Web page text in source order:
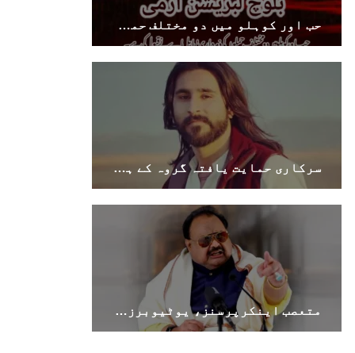
حب اور کوہلو میں دو مختلف حملوں کی ذمہ داری بی ایل اے نے قبول کی ہے۔
سرکاری حمایت یافتہ گروہ کے ہاتھوں ایک اور نوجوان لاپتہ
متعصب اینکرپرسنز، یوٹیوبرز عوام کوحقائق بیان کرنے کے بجائے آج بھی مہاجروں اوران کی جماعت MQM سے نفرت اورتعصب کابیانیہ پیش کررہے ہیں۔ الطاف حسین